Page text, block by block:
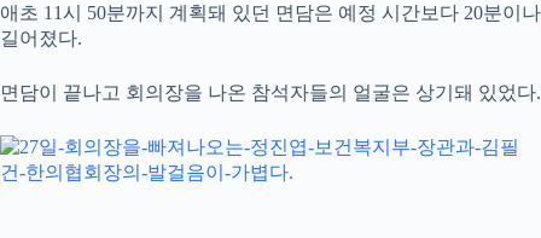
애초 11시 50분까지 계획돼 있던 면담은 예정 시간보다 20분이나
길어졌다.
면담이 끝나고 회의장을 나온 참석자들의 얼굴은 상기돼 있었다.